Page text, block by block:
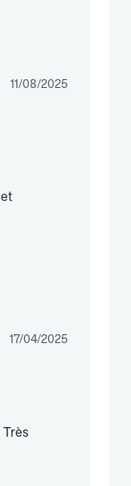
11/08/2025
17/04/2025